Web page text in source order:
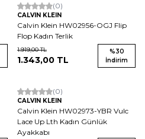
(0)
CALVIN KLEIN
Calvin Klein HW02956-OGJ Flip
Flop Kadın Terlik
1.919,00TL
1.343,00 TL
%30
İndirim
(0)
CALVIN KLEIN
Calvin Klein HW02973-YBR Vulc
Lace Up Lth Kadın Günlük
Ayakkabı